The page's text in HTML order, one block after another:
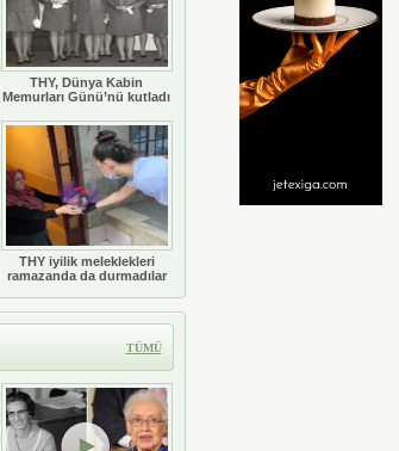
THY, Dünya Kabin
Memurları Günü’nü kutladı
THY iyilik meleklekleri
ramazanda da durmadılar
TÜMÜ